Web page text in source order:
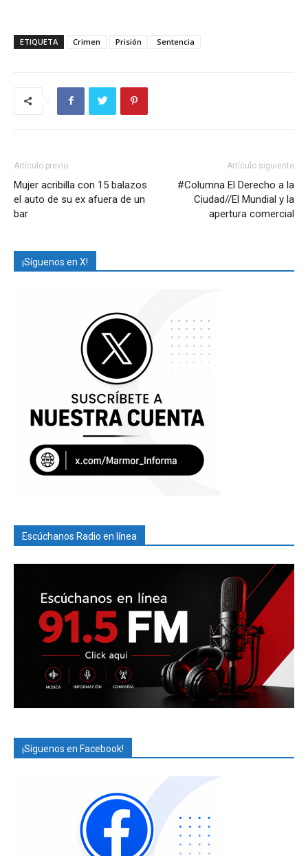
ETIQUETA Crimen Prisión Sentencia
Artículo previo
Mujer acribilla con 15 balazos
el auto de su ex afuera de un
bar
Artículo siguiente
#Columna El Derecho a la
Ciudad//El Mundial y la
apertura comercial
¡Síguenos en X!
Escúchanos Radio en línea
¡Síguenos en Facebook!